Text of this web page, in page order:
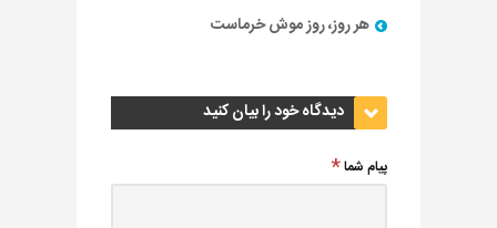
هر روز، روز موش خرماست
دیدگاه خود را بیان کنید
پیام شما